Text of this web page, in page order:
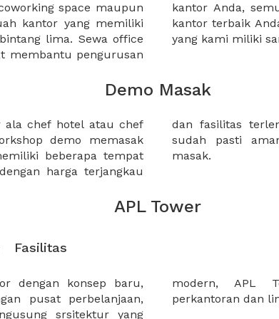
space maupun
kantor yang memiliki
lima. Sewa office
membantu pengurusan
mudah untuk sewa
murah karena harga
yang kami miliki
Demo Masak
ala chef hotel atau chef
demo memasak
beberapa tempat
harga terjangkau
tempat berikut ini
acara kegiatan demo
masak.
APL Tower
Fasilitas
dengan konsep baru,
pusat perbelanjaan,
srsitektur yang
keharmonian antara
perkantoran dan